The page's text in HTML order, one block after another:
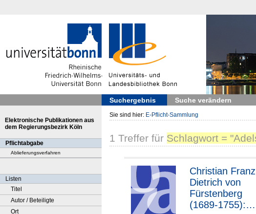
Suchergebnis Suche verändern
Elektronische Publikationen aus
dem Regierungsbezirk Köln
Pflichtabgabe
Ablieferungsverfahren
Listen
Titel
Autor / Beteiligte
Ort
Sie sind hier: E-Pflicht-Sammlung
1 Treffer für Schlagwort =
Christian Franz
Dietrich von
Fürstenberg
(1689-1755):